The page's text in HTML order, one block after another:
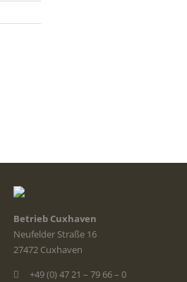
Betrieb Cuxhaven
Neufelder Straße 16
27472 Cuxhaven
+49 (0) 47 21 – 79 66 – 0